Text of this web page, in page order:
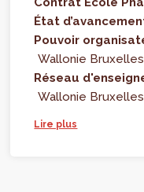
État
Pouvoir
Wallonie
Réseau
Wallonie
Lire plus